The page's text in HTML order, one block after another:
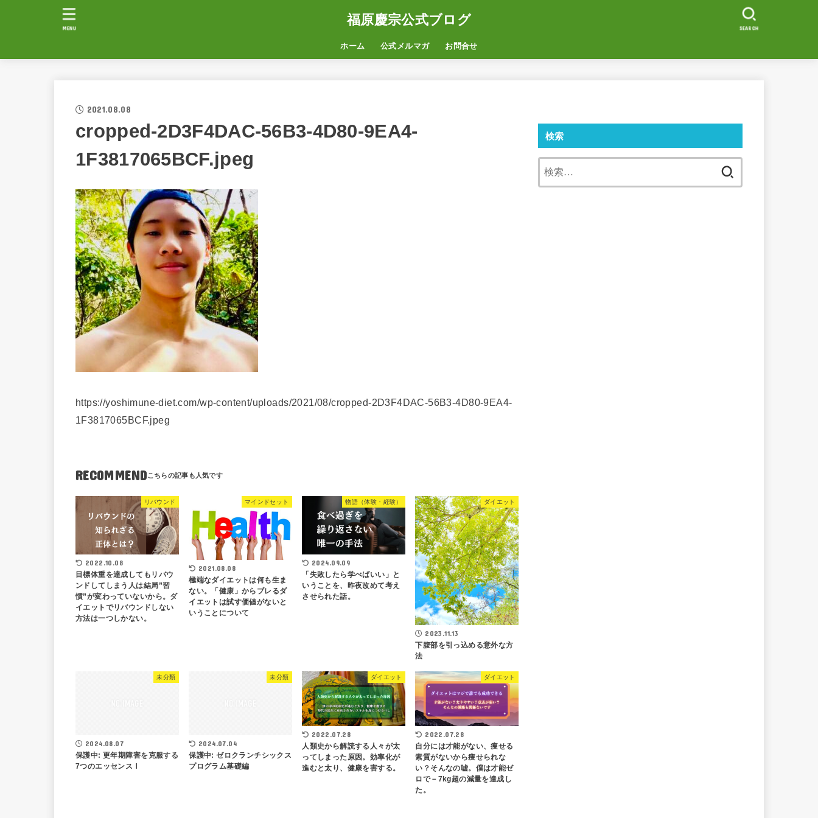
福原慶宗公式ブログ
ホーム 公式メルマガ お問合せ
SEARCH
MENU
2021.08.08
cropped-2D3F4DAC-56B3-4D80-9EA4-
1F3817065BCF.jpeg
https://yoshimune-diet.com/wp-content/uploads/2021/08/cropped-2D3F4DAC-56B3-4D80-9EA4-
1F3817065BCF.jpeg
RECOMMEND
リバウンド
2022.10.08
目標体重を達成してもリバウ
ンドしてしまう人は結局”習
慣”が変わっていないから。ダ
イエットでリバウンドしない
方法は一つしかない。
マインドセット
2021.08.08
極端なダイエットは何も生ま
ない。「健康」からブレるダ
イエットは試す価値がないと
いうことについて
物語（体験・経験）
2024.09.09
「失敗したら学べばいい」と
いうことを、昨夜改めて考え
させられた話。
ダイエット
2023.11.13
下腹部を引っ込める意外な方
法
未分類
2024.08.07
保護中: 更年期障害を克服する
7つのエッセンスⅠ
未分類
2024.07.04
保護中: ゼロクランチシックス
プログラム基礎編
ダイエット
2022.07.28
人類史から解読する人々が太
ってしまった原因。効率化が
進むと太り、健康を害する。
ダイエット
2022.07.28
自分には才能がない、痩せる
素質がないから痩せられな
い？そんなの嘘。僕は才能ゼ
ロで－7kg超の減量を達成し
た。
検索